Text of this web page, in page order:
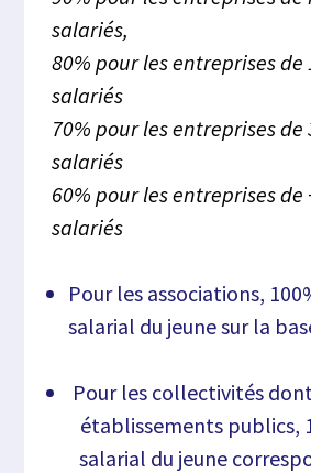
salariés,
80% pour les entreprises de
salariés
70% pour les entreprises de
salariés
60% pour les entreprises de
salariés
Pour les associations,
salarial du jeune sur la
Pour les collectivités
établissements publics,
salarial du jeune